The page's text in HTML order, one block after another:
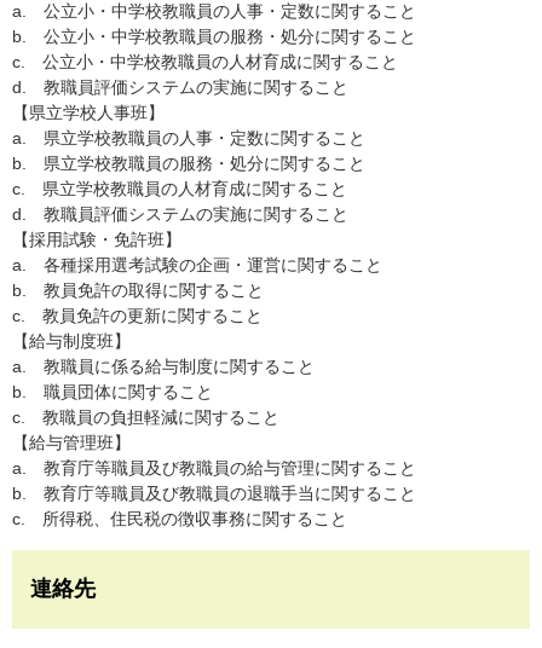
a. 公立小・中学校教職員の人事・定数に関すること
b. 公立小・中学校教職員の服務・処分に関すること
c. 公立小・中学校教職員の人材育成に関すること
d. 教職員評価システムの実施に関すること
【県立学校人事班】
a. 県立学校教職員の人事・定数に関すること
b. 県立学校教職員の服務・処分に関すること
c. 県立学校教職員の人材育成に関すること
d. 教職員評価システムの実施に関すること
【採用試験・免許班】
a. 各種採用選考試験の企画・運営に関すること
b. 教員免許の取得に関すること
c. 教員免許の更新に関すること
【給与制度班】
a. 教職員に係る給与制度に関すること
b. 職員団体に関すること
c. 教職員の負担軽減に関すること
【給与管理班】
a. 教育庁等職員及び教職員の給与管理に関すること
b. 教育庁等職員及び教職員の退職手当に関すること
c. 所得税、住民税の徴収事務に関すること
連絡先